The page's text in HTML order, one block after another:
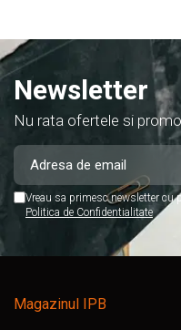
Newsletter
Nu rata ofertele si
Vreau sa primesc newsletter
Politica de Confidentialitate
Magazinul IPB